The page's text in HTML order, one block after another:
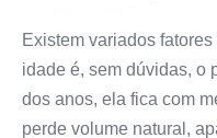
Existem variados
idade é, sem dúvidas, o
dos anos, ela fica com
perde volume natural,